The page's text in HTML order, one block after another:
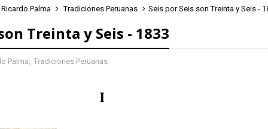
Ricardo Palma Tradiciones Peruanas Seis por Seis son Treinta y Seis -
Treinta y Seis - 1833
Palma, Tradiciones Peruanas
I